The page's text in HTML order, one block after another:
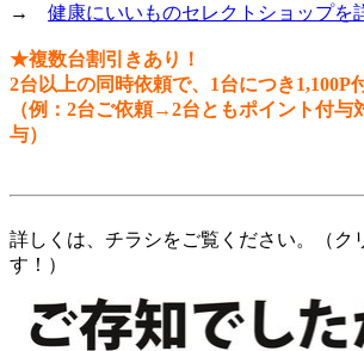
→ 健康にいいものセレクトショップを
★複数台割引きあり！
2台以上の同時依頼で、1台につき1,100P
（例：2台ご依頼→2台ともポイント付
与）
詳しくは、チラシをご覧ください。（ク
す！）